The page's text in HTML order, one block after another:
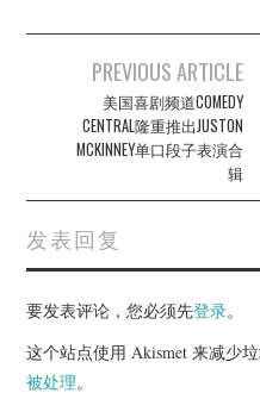
navigation
PREVIOUS ARTICLE
美国喜剧频道COMEDY
CENTRAL隆重推出JUSTON
MCKINNEY单口段子表演合
辑
发表回复
要发表评论，您必须先登录。
这个站点使用 Akismet 来减少垃
被处理。